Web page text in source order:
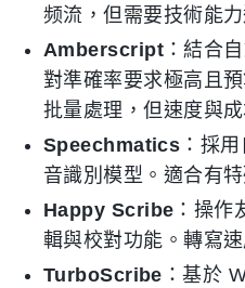
频流，但需要技術能力
Amberscript：結合
對準確率要求極高且
批量處理，但速度與成
Speechmatics ：採
音識別模型。適合有
Happy Scribe ：操作
輯與校對功能。轉寫
TurboScribe ：基於